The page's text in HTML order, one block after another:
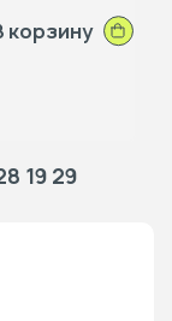
корзину
19 29